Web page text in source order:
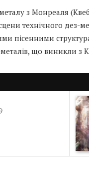
з Монреаля
технічного дез-
пісенними
що виникли з